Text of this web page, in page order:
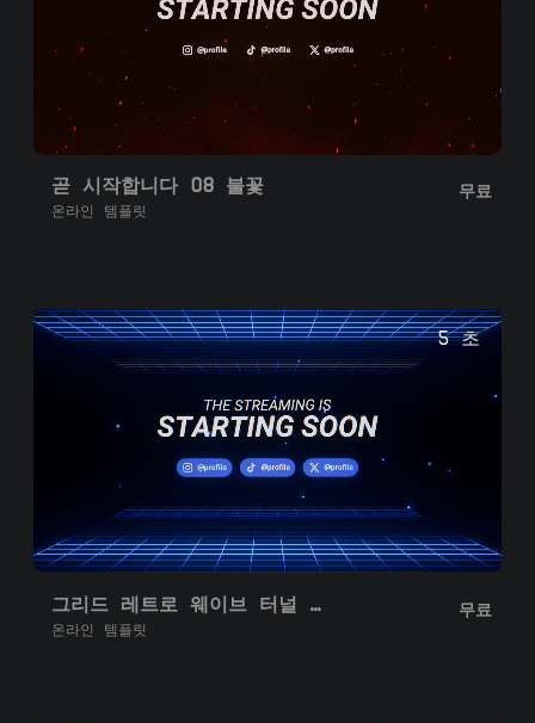
곧 시작합니다 08 불꽃
온라인 템플릿
무료
5 초
그리드 레트로 웨이브 터널 곧 시작
온라인 템플릿
무료